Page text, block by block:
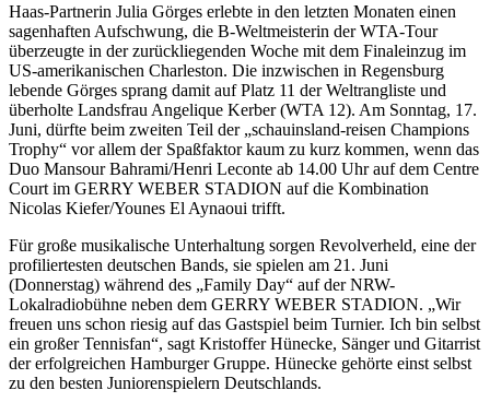
Haas-Partnerin Julia Görges erlebte in den letzten Monaten einen
sagenhaften Aufschwung, die B-Weltmeisterin der WTA-Tour
überzeugte in der zurückliegenden Woche mit dem Finaleinzug im
US-amerikanischen Charleston. Die inzwischen in Regensburg
lebende Görges sprang damit auf Platz 11 der Weltrangliste und
überholte Landsfrau Angelique Kerber (WTA 12). Am Sonntag, 17.
Juni, dürfte beim zweiten Teil der „schauinsland-reisen Champions
Trophy“ vor allem der Spaßfaktor kaum zu kurz kommen, wenn das
Duo Mansour Bahrami/Henri Leconte ab 14.00 Uhr auf dem Centre
Court im GERRY WEBER STADION auf die Kombination
Nicolas Kiefer/Younes El Aynaoui trifft.
Für große musikalische Unterhaltung sorgen Revolverheld, eine der
profiliertesten deutschen Bands, sie spielen am 21. Juni
(Donnerstag) während des „Family Day“ auf der NRW-
Lokalradiobühne neben dem GERRY WEBER STADION. „Wir
freuen uns schon riesig auf das Gastspiel beim Turnier. Ich bin selbst
ein großer Tennisfan“, sagt Kristoffer Hünecke, Sänger und Gitarrist
der erfolgreichen Hamburger Gruppe. Hünecke gehörte einst selbst
zu den besten Juniorenspielern Deutschlands.